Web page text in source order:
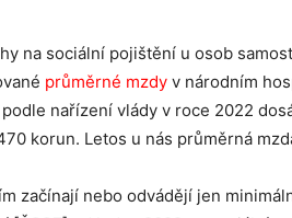
na sociální pojištění u osob
průměrné mzdy v národním
nařízení vlády v roce 2022
korun. Letos u nás průměrná
začínají nebo odvádějí jen